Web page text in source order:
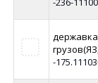
державка
-